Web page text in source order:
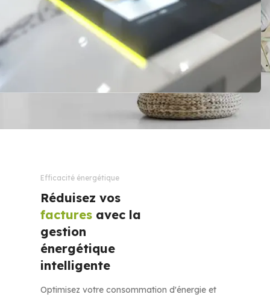
Efficacité énergétique
Réduisez vos
factures avec la
gestion
énergétique
intelligente
Optimisez votre consommation d'énergie et